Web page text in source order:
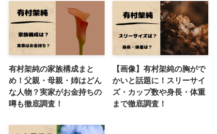
有村架純の家族構成まと
め！父親・母親・姉はどん
な人物？実家がお金持ちの
噂も徹底調査！
【画像】有村架純の胸がで
かいと話題に！スリーサイ
ズ・カップ数や身長・体重
まで徹底調査！